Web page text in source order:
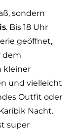
sondern
. Bis 18 Uhr
geöffnet,
dem
kleiner
und vielleicht
Outfit oder
Nacht.
super